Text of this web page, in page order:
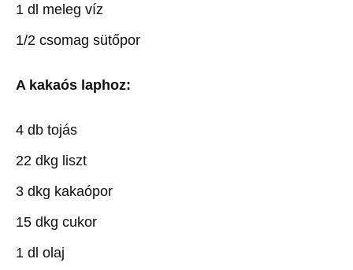
1 dl meleg víz
1/2 csomag sütőpor
A kakaós laphoz:
4 db tojás
22 dkg liszt
3 dkg kakaópor
15 dkg cukor
1 dl olaj